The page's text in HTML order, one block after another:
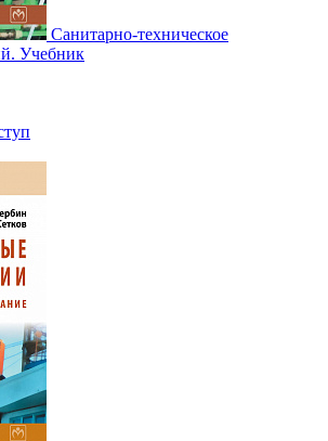
Санитарно-техническое
Учебник